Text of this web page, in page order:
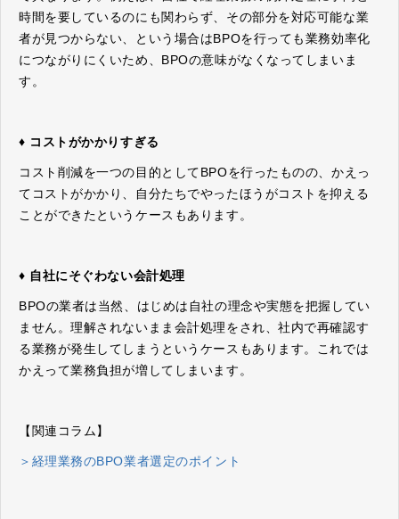
時間を要しているのにも関わらず、その部分を対応可能な業
者が見つからない、という場合はBPOを行っても業務効率化
につながりにくいため、BPOの意味がなくなってしまいま
す。
♦ コストがかかりすぎる
コスト削減を一つの目的としてBPOを行ったものの、かえっ
てコストがかかり、自分たちでやったほうがコストを抑える
ことができたというケースもあります。
♦ 自社にそぐわない会計処理
BPOの業者は当然、はじめは自社の理念や実態を把握してい
ません。理解されないまま会計処理をされ、社内で再確認す
る業務が発生してしまうというケースもあります。これでは
かえって業務負担が増してしまいます。
【関連コラム】
＞経理業務のBPO業者選定のポイント